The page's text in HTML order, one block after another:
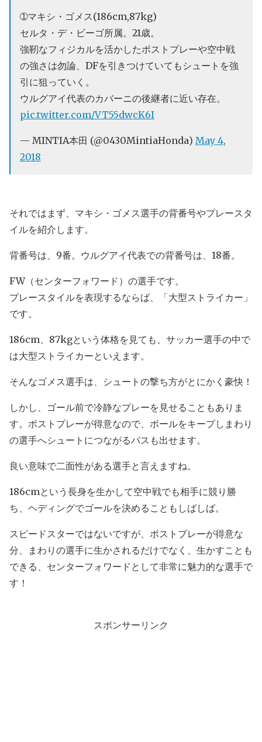
➀マキシ・ゴメス(186cm,87kg)
セルタ・デ・ビーゴ所属。21歳。
強靭なフィジカルを活かしたポストプレーや空中戦
の強さは勿論、DFを引きつけていてもシュートを強
引に狙っていく。
ウルグアイ代表のカバーニの後継者に近い存在。
pic.twitter.com/VT55dwcK6I
— MINTIA本田 (@0430MintiaHonda) May 4,
2018
それではまず、マキシ・ゴメス選手の背番号やプレースタ
イルを紹介します。
背番号は、9番。ウルグアイ代表での背番号は、18番。
FW（センターフォワード）の選手です。
プレースタイルを表現するならば、「大型ストライカー」
です。
186cm、87kgという体格を見ても、サッカー選手の中で
は大型ストライカーといえます。
そんなゴメス選手は、シュートの撃ち方がとにかく豪快！
しかし、ゴール前で冷静なプレーを見せることもありま
す。ポストプレーが得意なので、ボールをキープしまわり
の選手へシュートにつながるパスも出せます。
良い意味で二面性がある選手と言えますね。
186cmという長身を生かして空中戦でも相手に競り勝
ち、ヘディングでゴールを決めることもしばしば。
スピードスターではないですが、ポストプレーが得意な
分、まわりの選手に生かされるだけでなく、生かすことも
できる、センターフォワードとして非常に魅力的な選手で
す！
スポンサーリンク